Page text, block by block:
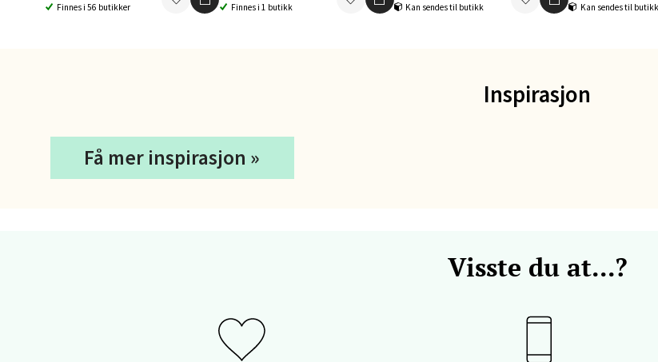
Finnes i 56 butikker
Finnes i 1 butikk
Kan sendes til butikk
Kan sendes til butikk
Inspirasjon
Få mer inspirasjon »
Visste du at...?